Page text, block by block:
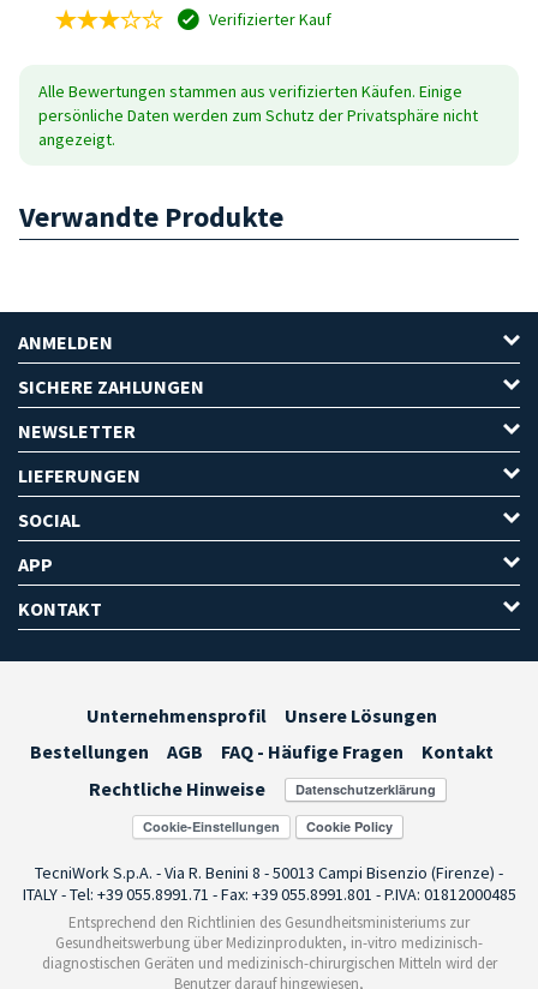
Verifizierter Kauf
Alle Bewertungen stammen aus verifizierten Käufen. Einige
persönliche Daten werden zum Schutz der Privatsphäre nicht
angezeigt.
Verwandte Produkte
ANMELDEN
SICHERE ZAHLUNGEN
NEWSLETTER
LIEFERUNGEN
SOCIAL
APP
KONTAKT
Unternehmensprofil
Unsere Lösungen
Bestellungen
AGB FAQ - Häufige Fragen
Kontakt
Rechtliche Hinweise
Cookie-Einstellungen
TecniWork S.p.A. - Via R. Benini 8 - 50013 Campi Bisenzio (Firenze) -
ITALY - Tel: +39 055.8991.71 - Fax: +39 055.8991.801 - P.IVA: 01812000485
Entsprechend den Richtlinien des Gesundheitsministeriums zur
Gesundheitswerbung über Medizinprodukten, in-vitro medizinisch-
diagnostischen Geräten und medizinisch-chirurgischen Mitteln wird der
Benutzer darauf hingewiesen,